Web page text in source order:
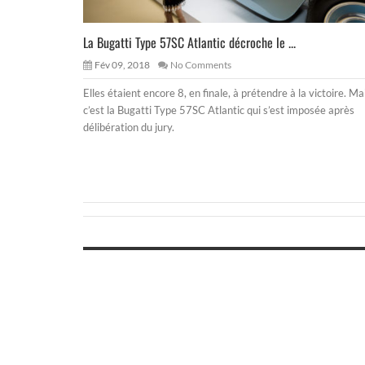
La Bugatti Type 57SC Atlantic décroche le ...
Fév 09, 2018 No Comments
Elles étaient encore 8, en finale, à prétendre à la victoire.
c’est la Bugatti Type 57SC Atlantic qui s’est imposée après
délibération du jury.